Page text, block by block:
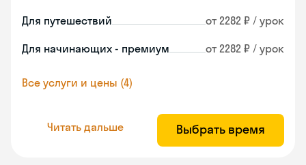
Для путешествий от 2282 ₽ / урок
Для начинающих - премиум от 2282 ₽ / урок
Все услуги и цены (4)
Читать дальше Выбрать время